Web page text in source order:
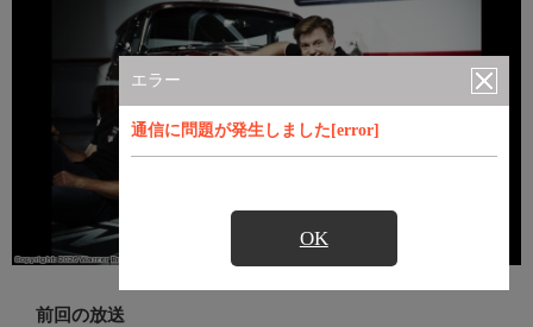
エラー
通信に問題が発生しました[error]
OK
前回の放送